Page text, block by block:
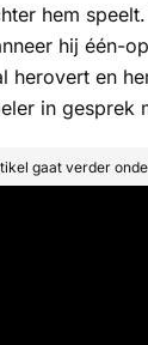
hem
hij één-
herovert en
in gesprek
gaat verder